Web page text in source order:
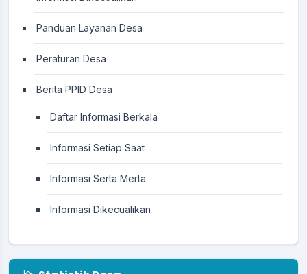
Panduan Layanan Desa
Peraturan Desa
Berita PPID Desa
Daftar Informasi Berkala
Informasi Setiap Saat
Informasi Serta Merta
Informasi Dikecualikan